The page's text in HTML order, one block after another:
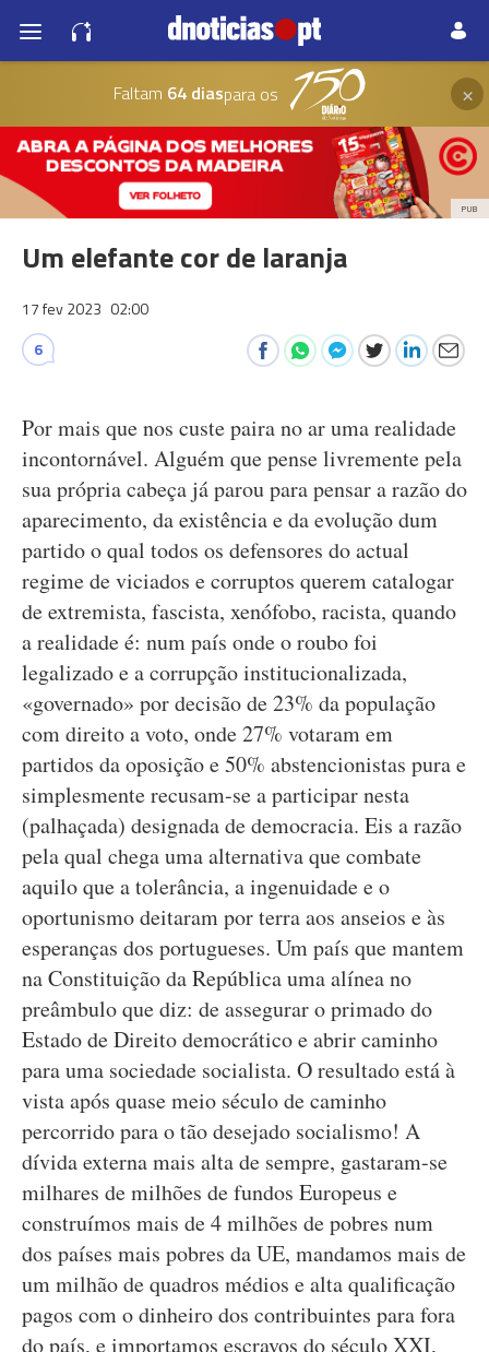
Faltam 64 diaspara os ×
PUB
Um elefante cor de laranja
17 fev 2023 02:00
6
Por mais que nos custe paira no ar uma realidade
incontornável. Alguém que pense livremente pela
sua própria cabeça já parou para pensar a razão do
aparecimento, da existência e da evolução dum
partido o qual todos os defensores do actual
regime de viciados e corruptos querem catalogar
de extremista, fascista, xenófobo, racista, quando
a realidade é: num país onde o roubo foi
legalizado e a corrupção institucionalizada,
«governado» por decisão de 23% da população
com direito a voto, onde 27% votaram em
partidos da oposição e 50% abstencionistas pura e
simplesmente recusam-se a participar nesta
(palhaçada) designada de democracia. Eis a razão
pela qual chega uma alternativa que combate
aquilo que a tolerância, a ingenuidade e o
oportunismo deitaram por terra aos anseios e às
esperanças dos portugueses. Um país que mantem
na Constituição da República uma alínea no
preâmbulo que diz: de assegurar o primado do
Estado de Direito democrático e abrir caminho
para uma sociedade socialista. O resultado está à
vista após quase meio século de caminho
percorrido para o tão desejado socialismo! A
dívida externa mais alta de sempre, gastaram-se
milhares de milhões de fundos Europeus e
construímos mais de 4 milhões de pobres num
dos países mais pobres da UE, mandamos mais de
um milhão de quadros médios e alta qualificação
pagos com o dinheiro dos contribuintes para fora
do país, e importamos escravos do século XXI,